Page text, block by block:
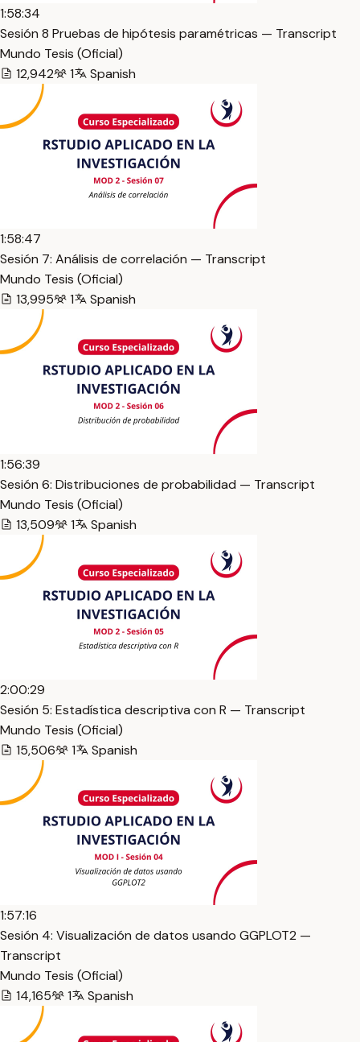
1:58:34
Sesión 8 Pruebas de hipótesis paramétricas — Transcript
Mundo Tesis (Oficial)
12,942
1 Spanish
1:58:47
Sesión 7: Análisis de correlación — Transcript
Mundo Tesis (Oficial)
13,995
1 Spanish
1:56:39
Sesión 6: Distribuciones de probabilidad — Transcript
Mundo Tesis (Oficial)
13,509
1 Spanish
2:00:29
Sesión 5: Estadística descriptiva con R — Transcript
Mundo Tesis (Oficial)
15,506
1 Spanish
1:57:16
Sesión 4: Visualización de datos usando GGPLOT2 —
Transcript
Mundo Tesis (Oficial)
14,165
1 Spanish